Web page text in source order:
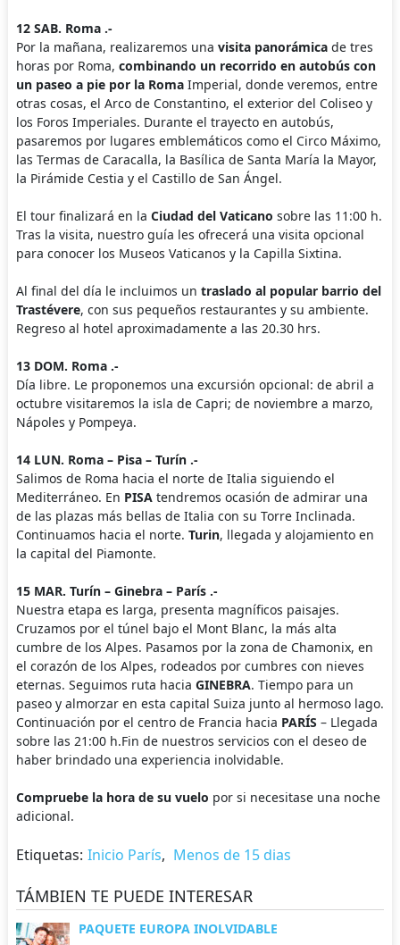
12 SAB. Roma .-
Por la mañana, realizaremos una visita panorámicade tres
horas por Roma, combinando un recorrido en autobús con
un paseo a pie por la RomaImperial, donde veremos, entre
otras cosas, el Arco de Constantino, el exterior del Coliseo y
los Foros Imperiales. Durante el trayecto en autobús,
pasaremos por lugares emblemáticos como el Circo Máximo,
las Termas de Caracalla, la Basílica de Santa María la Mayor,
la Pirámide Cestia y el Castillo de San Ángel.
El tour finalizará en la Ciudad del Vaticano sobre las 11:00 h.
Tras la visita, nuestro guía les ofrecerá una visita opcional
para conocer los Museos Vaticanos y la Capilla Sixtina.
Al final del día le incluimos un traslado al popular barrio del
Trastévere, con sus pequeños restaurantes y su ambiente.
Regreso al hotel aproximadamente a las 20.30 hrs.
13 DOM. Roma .-
Día libre. Le proponemos una excursión opcional: de abril a
octubre visitaremos la isla de Capri; de noviembre a marzo,
Nápoles y Pompeya.
14 LUN. Roma – Pisa – Turín .-
Salimos de Roma hacia el norte de Italia siguiendo el
Mediterráneo. En PISAtendremos ocasión de admirar una
de las plazas más bellas de Italia con su Torre Inclinada.
Continuamos hacia el norte. Turin, llegada y alojamiento en
la capital del Piamonte.
15 MAR. Turín – Ginebra – París .-
Nuestra etapa es larga, presenta magníficos paisajes.
Cruzamos por el túnel bajo el Mont Blanc, la más alta
cumbre de los Alpes. Pasamos por la zona de Chamonix, en
el corazón de los Alpes, rodeados por cumbres con nieves
eternas. Seguimos ruta hacia GINEBRA. Tiempo para un
paseo y almorzar en esta capital Suiza junto al hermoso lago.
Continuación por el centro de Francia hacia PARÍS – Llegada
sobre las 21:00 h.Fin de nuestros servicios con el deseo de
haber brindado una experiencia inolvidable.
Compruebe la hora de su vuelo por si necesitase una noche
adicional.
Etiquetas: Inicio París, Menos de 15 dias
TÁMBIEN TE PUEDE INTERESAR
PAQUETE EUROPA INOLVIDABLE